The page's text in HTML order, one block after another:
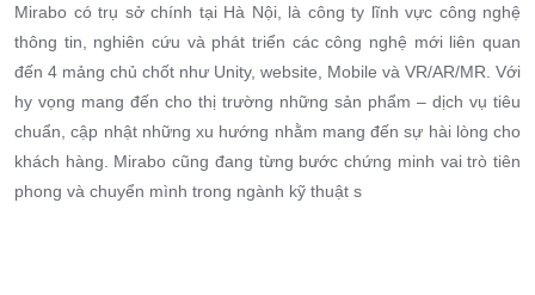
Mirabo có trụ sở chính tại Hà Nội, là công ty lĩnh vực công nghệ
thông tin, nghiên cứu và phát triển các công nghệ mới liên quan
đến 4 mảng chủ chốt như Unity, website, Mobile và VR/AR/MR. Với
hy vọng mang đến cho thị trường những sản phẩm – dịch vụ tiêu
chuẩn, cập nhật những xu hướng nhằm mang đến sự hài lòng cho
khách hàng. Mirabo cũng đang từng bước chứng minh vai trò tiên
phong và chuyển mình trong ngành kỹ thuật s